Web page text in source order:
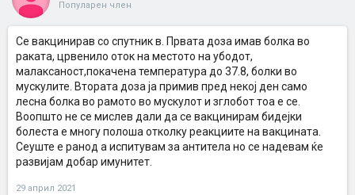
Популарен член
Се вакцинирав со спутник в. Првата доза имав болка во
раката, црвенило оток на местото на убодот,
малаксаност,покачена температура до 37.8, болки во
мускулите. Втората доза ја примив пред некој ден само
лесна болка во рамото во мускулот и зглобот тоа е се.
Воопшто не се мислев дали да се вакцинирам бидејки
болеста е многу полоша отколку реакциите на вакцината.
Сеуште е ранод а испитувам за антитела но се надевам ќе
развијам добар имунитет.
29 април 2021